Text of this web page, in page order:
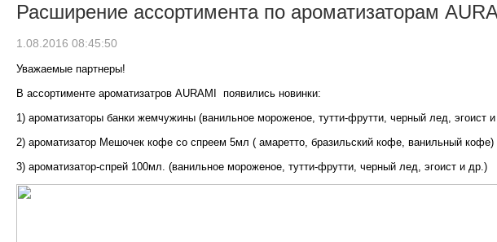
Расширение ассортимента по ароматизаторам
1.08.2016 08:45:50
Уважаемые партнеры!
В ассортименте ароматизатров AURAMI появились новинки:
1) ароматизаторы банки жемчужины (ванильное мороженое, тутти-фрутти, черный лед, эгоист
2) ароматизатор Мешочек кофе со спреем 5мл ( амаретто, бразильский кофе, ванильный кофе)
3) ароматизатор-спрей 100мл. (ванильное мороженое, тутти-фрутти, черный лед, эгоист и др.)